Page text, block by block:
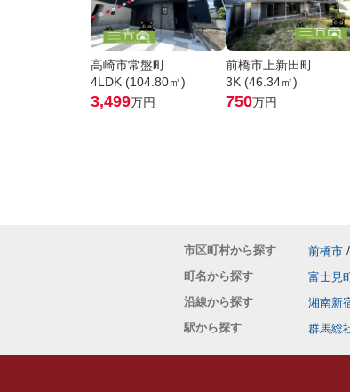
高崎市常盤町
4LDK (104.80㎡)
3,499万円
前橋市上新田町
3K (46.34㎡)
750万円
市区町村から探す 前橋市
町名から探す
富士見
沿線から探す
湘南新
駅から探す
群馬総